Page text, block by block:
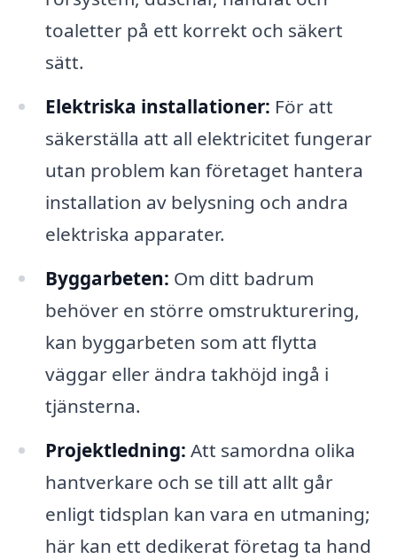
toaletter på ett korrekt och säkert
sätt.
Elektriska installationer: För att
säkerställa att all elektricitet fungerar
utan problem kan företaget hantera
installation av belysning och andra
elektriska apparater.
Byggarbeten: Om ditt badrum
behöver en större omstrukturering,
kan byggarbeten som att flytta
väggar eller ändra takhöjd ingå i
tjänsterna.
Projektledning: Att samordna olika
hantverkare och se till att allt går
enligt tidsplan kan vara en utmaning;
här kan ett dedikerat företag ta hand